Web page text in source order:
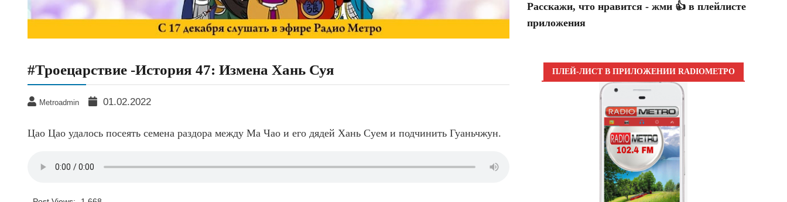
#Троецарствие -История 47: Измена Хань Суя
Metroadmin 01.02.2022
Цао Цао удалось посеять семена раздора между Ма Чао и его дядей Хань Суем и подчинить Гуаньчжун.
Расскажи, что нравится - жми 👍 в плейлисте
приложения
ПЛЕЙ-ЛИСТ В ПРИЛОЖЕНИИ RADIOМЕТРО